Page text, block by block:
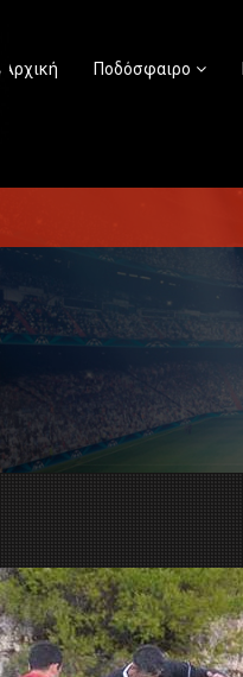
Αρχική Ποδόσφαιρο